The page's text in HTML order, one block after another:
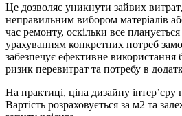
Це дозволяє уникнути зайвих
неправильним вибором матеріалів
час ремонту, оскільки все планується
урахуванням конкретних потреб
забезпечує ефективне
ризик перевитрат та потребу в
На практиці, ціна дизайну інтер’єру
Вартість розраховується за м2 та